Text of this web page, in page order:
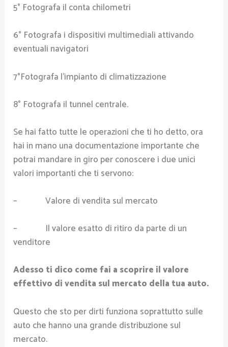
5° Fotografa il conta chilometri
6° Fotografa i dispositivi multimediali attivando
eventuali navigatori
7°Fotografa l’impianto di climatizzazione
8° Fotografa il tunnel centrale.
Se hai fatto tutte le operazioni che ti ho detto, ora
hai in mano una documentazione importante che
potrai mandare in giro per conoscere i due unici
valori importanti che ti servono:
– Valore di vendita sul mercato
– Il valore esatto di ritiro da parte di un
venditore
Adesso ti dico come fai a scoprire il valore
effettivo di vendita sul mercato della tua auto.
Questo che sto per dirti funziona soprattutto sulle
auto che hanno una grande distribuzione sul
mercato.